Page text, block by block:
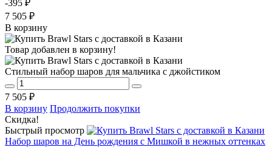
-395 ₽
7 505 ₽
В корзину
Товар добавлен в корзину!
Стильный набор шаров для мальчика с джойстиком
7 505 ₽
В корзину Продолжить покупки
Скидка!
Быстрый просмотр
Набор шаров на День рождения с Мишкой в нежных оттенках